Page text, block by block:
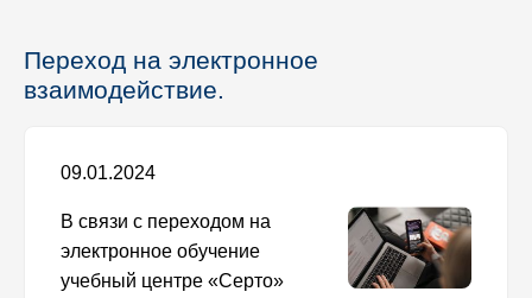
Переход на электронное
взаимодействие.
09.01.2024
В связи с переходом на
электронное обучение
учебный центре «Серто»